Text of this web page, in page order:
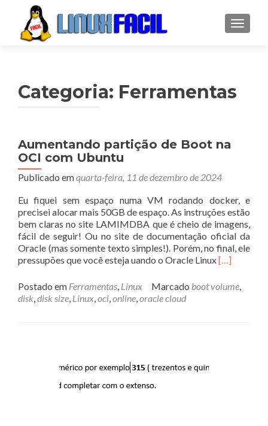
Categoria: Ferramentas
Aumentando partição de Boot na
OCI com Ubuntu
Publicado emquarta-feira, 11 de dezembro de 2024
Eu fiquei sem espaço numa VM rodando docker, e
precisei alocar mais 50GB de espaço. As instruções estão
bem claras no site LAMIMDBA que é cheio de imagens,
fácil de seguir! Ou no site de documentação oficial da
Oracle (mas somente texto simples!). Porém, no final, ele
pressupões que você esteja uando o Oracle LinuxLeia
partição
[…]
Postado em Ferramentas, Linux Marcado boot volume,
disk,disk size, Linux,oci,online,oracle cloud
Navegação
por